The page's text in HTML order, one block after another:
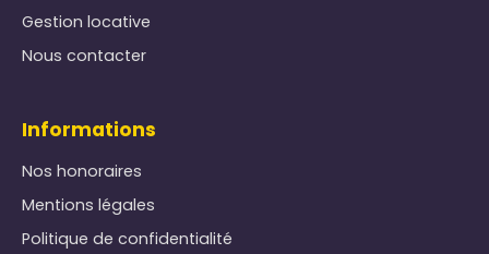
Gestion locative
Nous contacter
Informations
Nos honoraires
Mentions légales
Politique de confidentialité